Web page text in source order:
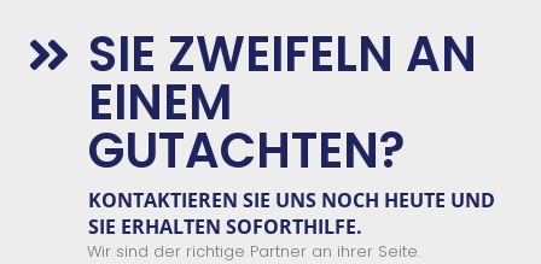
 SIE ZWEIFELN AN
EINEM
GUTACHTEN?
KONTAKTIEREN SIE UNSNOCH HEUTE UND
SIE ERHALTEN SOFORTHILFE.
Wir sind der richtige Partner an ihrer Seite.